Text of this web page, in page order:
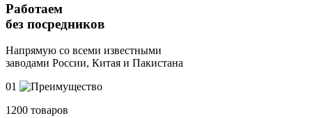
Работаем
без посредников
Напрямую со всеми известными
заводами России, Китая и Пакистана
01
1200 товаров